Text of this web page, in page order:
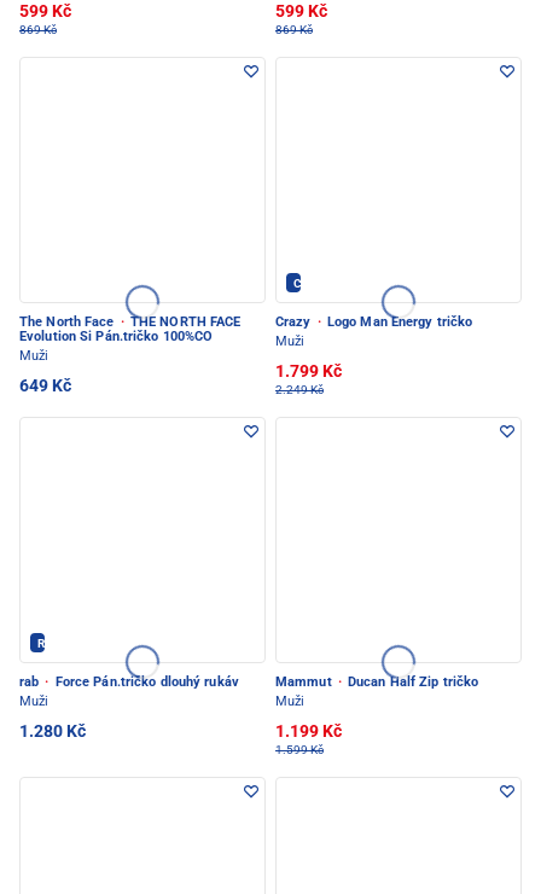
599 Kč
869 Kč
599 Kč
869 Kč
The North Face · THE NORTH FACE
Evolution Si Pán.tričko 100%CO
Muži
649 Kč
Crazy - PEC POD SNĚŽKOU
Crazy · Logo Man Energy tričko
Muži
1.799 Kč
2.249 Kč
Rab - PEC POD SNĚŽKOU
rab ·
Force Pán.tričko dlouhý rukáv
Muži
1.280 Kč
Mammut · Ducan Half Zip tričko
Muži
1.199 Kč
1.599 Kč